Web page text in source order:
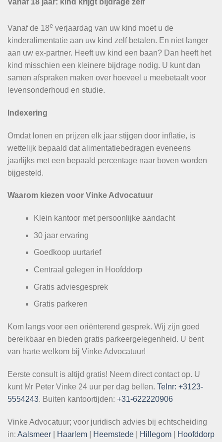
Vanaf de 18e verjaardag van uw kind moet u de
kinderalimentatie aan uw kind zelf betalen. En niet langer
aan uw ex-partner. Heeft uw kind een baan? Dan heeft het
kind misschien een kleinere bijdrage nodig. U kunt dan
samen afspraken maken over hoeveel u meebetaalt voor
levensonderhoud en studie.
Indexering
Omdat lonen en prijzen elk jaar stijgen door inflatie, is
wettelijk bepaald dat alimentatiebedragen eveneens
jaarlijks met een bepaald percentage naar boven worden
bijgesteld.
Waarom kiezen voor Vinke Advocatuur
Klein kantoor met persoonlijke aandacht
30 jaar ervaring
Goedkoop uurtarief
Centraal gelegen in Hoofddorp
Gratis adviesgesprek
Gratis parkeren
Kom langs voor een oriënterend gesprek. Wij zijn goed
bereikbaar en bieden gratis parkeergelegenheid. U bent
van harte welkom bij Vinke Advocatuur!
Eerste consult is altijd gratis! Neem direct contact op. U
kunt Mr Peter Vinke 24 uur per dag bellen. Telnr: +3123-
5554243. Buiten kantoortijden: +31-622220906
Vinke Advocatuur; voor juridisch advies bij echtscheiding
in: Aalsmeer Haarlem Heemstede Hillegom Hoofddorp